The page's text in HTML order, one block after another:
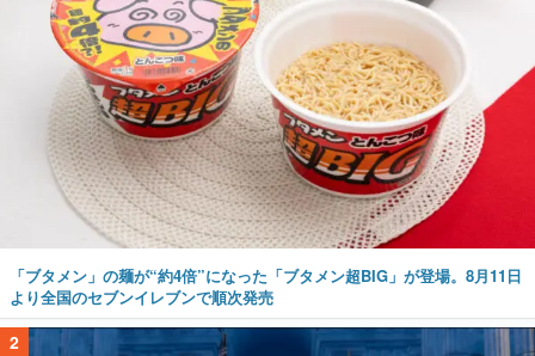
「ブタメン」の麺が“約4倍”になった「ブタメン超BIG」が登場。8月11日
より全国のセブンイレブンで順次発売
2